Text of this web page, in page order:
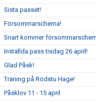
Sista passet!
Försommarschema!
Snart kommer
Inställda pass tisdag 26 april!
Glad Påsk!
Träning på Rödstu Hage!
Påsklov 11 - 15 april